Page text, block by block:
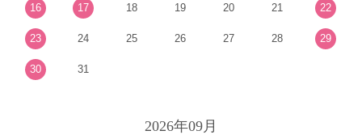
16 17 18 19 20 21 22
23 24 25 26 27 28 29
30 31
2026年09月